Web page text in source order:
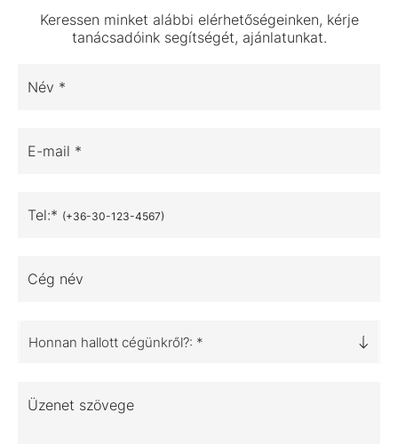
Keressen minket alábbi elérhetőségeinken, kérje
tanácsadóink segítségét, ajánlatunkat.
Név *
E-mail *
Tel:* (+36-30-123-4567)
Cég név
Honnan hallott cégünkről?: *
Üzenet szövege